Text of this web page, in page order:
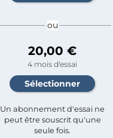
ou
20,00 €
4 mois d'essai
Un abonnement d'essai ne
peut être souscrit qu'une
seule fois.​